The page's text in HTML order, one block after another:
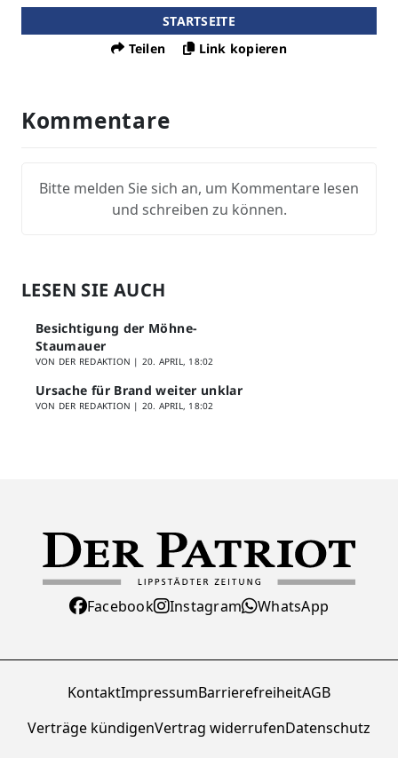
STARTSEITE
Teilen
Link kopieren
Kommentare
Bitte melden Sie sich an, um Kommentare lesen
und schreiben zu können.
LESEN SIE AUCH
Besichtigung der Möhne-
Staumauer
VON DER REDAKTION | 20. APRIL, 18:02
Ursache für Brand weiter unklar
VON DER REDAKTION | 20. APRIL, 18:02
Facebook Instagram WhatsApp
KontaktImpressumBarrierefreiheitAGB
Verträge kündigenVertrag widerrufenDatenschutz